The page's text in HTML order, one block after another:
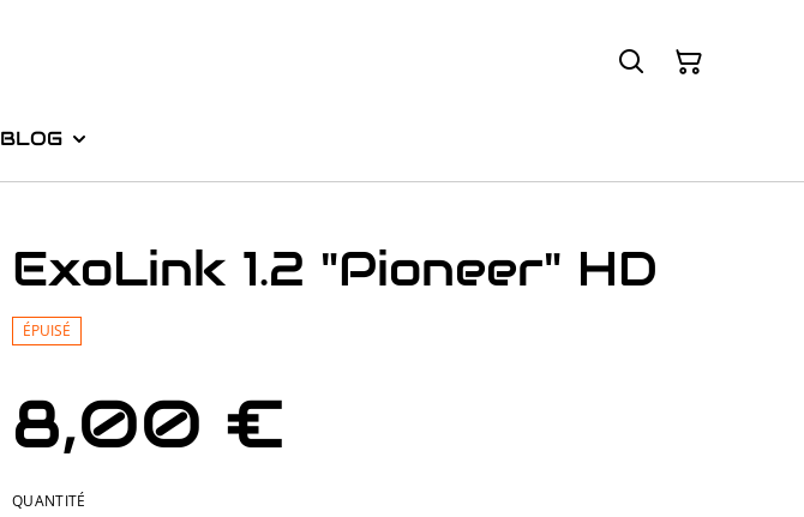
BLOG
ExoLink 1.2 "Pioneer" HD
ÉPUISÉ
8,00 €
QUANTITÉ